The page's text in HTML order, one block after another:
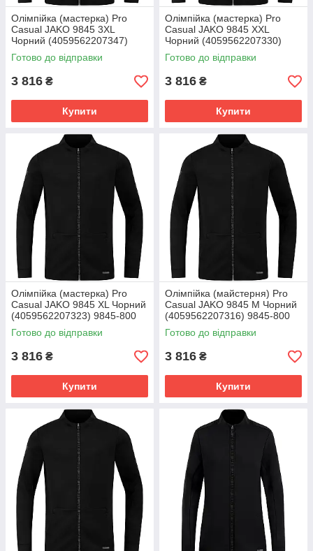
Олімпійка (мастерка) Pro
Casual JAKO 9845 3XL
Чорний (4059562207347)
9845-800
Готово до відправки
3 816 ₴
Купити
Олімпійка (мастерка) Pro
Casual JAKO 9845 XXL
Чорний (4059562207330)
9845-800
Готово до відправки
3 816 ₴
Купити
Олімпійка (мастерка) Pro
Casual JAKO 9845 XL Чорний
(4059562207323) 9845-800
Готово до відправки
3 816 ₴
Купити
Олімпійка (майстерня) Pro
Casual JAKO 9845 M Чорний
(4059562207316) 9845-800
Готово до відправки
3 816 ₴
Купити